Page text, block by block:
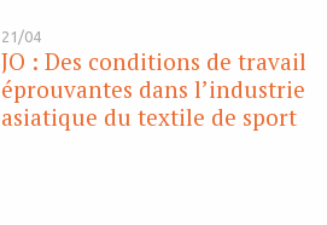
21/04
JO : Des conditions de travail
éprouvantes dans l’industrie
asiatique du textile de sport